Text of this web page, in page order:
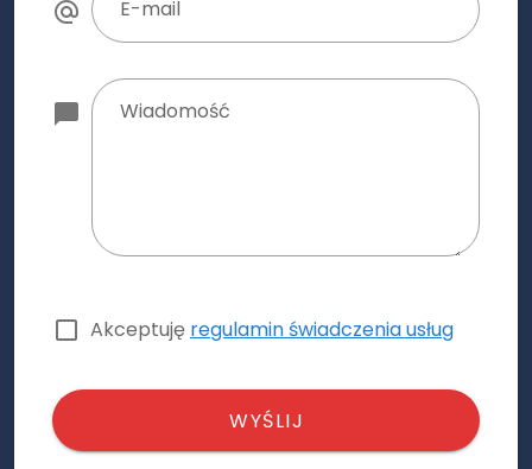
E-mail
Wiadomość
Akceptuję regulamin świadczenia usług
WYŚLIJ